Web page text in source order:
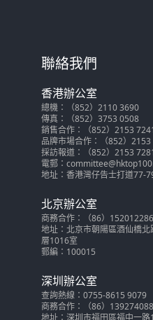
聯絡我們
香港辦公室
總機：（852）2110 3690
傳真：（852）3753 0508
銷售合作：（852）2153
品牌市場合作：（852）
採訪報道：（852）2153
電郵：
地址：香港灣仔告士打道77-
北京辦公室
商務合作：（86）
地址：北京市朝陽區酒仙橋
層1016室
郵編：100015
深圳辦公室
查詢熱線：0755-8615 9079
商務合作：（86）
地址：深圳市福田區福中一